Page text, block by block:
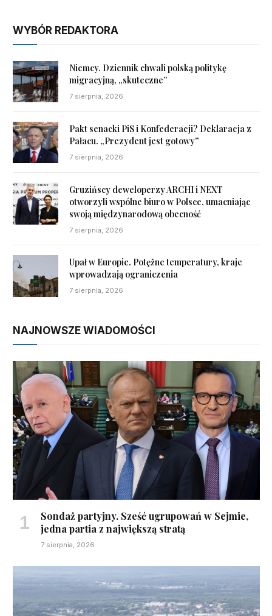
WYBÓR REDAKTORA
Niemcy. Dziennik chwali polską politykę
migracyjną, „skuteczne”
7 sierpnia, 2026
Pakt senacki PiS i Konfederacji? Deklaracja z
Pałacu. „Prezydent jest gotowy”
7 sierpnia, 2026
Gruzińscy deweloperzy ARCHI i NEXT
otworzyli wspólne biuro w Polsce, umacniając
swoją międzynarodową obecność
7 sierpnia, 2026
Upał w Europie. Potężne temperatury, kraje
wprowadzają ograniczenia
7 sierpnia, 2026
NAJNOWSZE WIADOMOŚCI
Sondaż partyjny. Sześć ugrupowań w Sejmie,
jedna partia z największą stratą
7 sierpnia, 2026